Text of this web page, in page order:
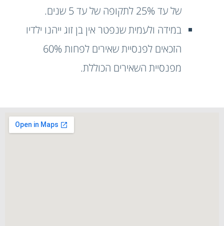
של עד 25% לתקופה של עד 5 שנים.
במידה ולעמית שנפטר אין בן זוג ייהנו ילדיו
הזכאים לפנסיית שאירים לפחות 60%
מפנסיית השאירים הכוללת.